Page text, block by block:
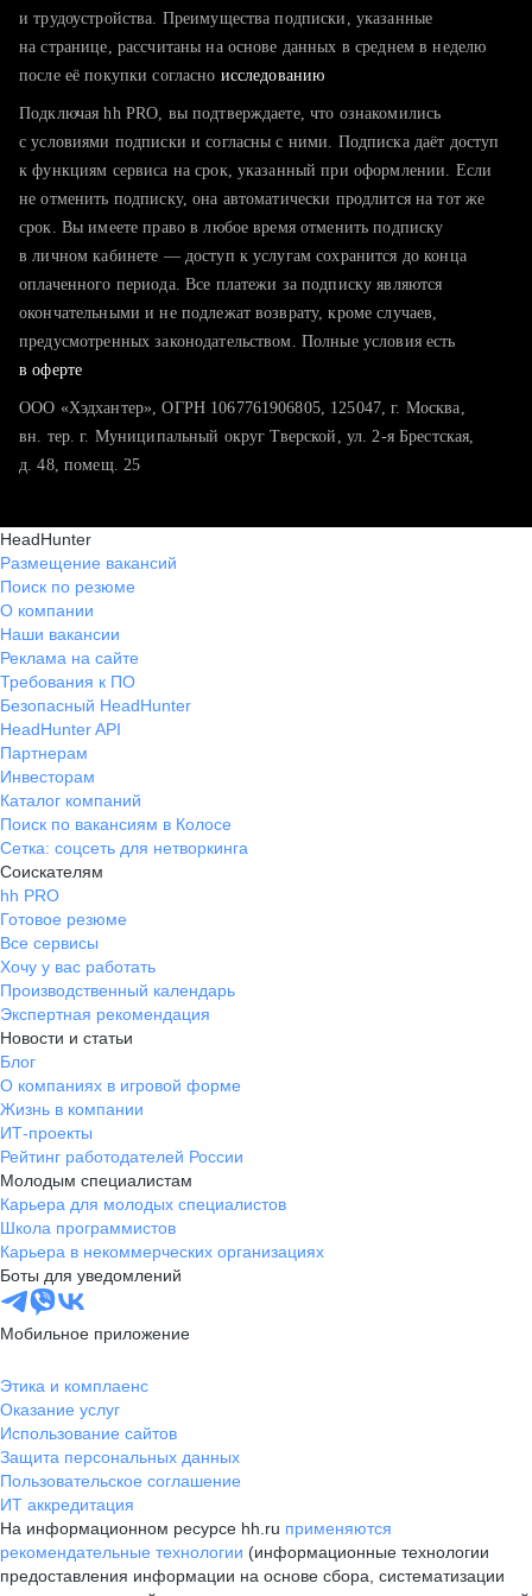
тратите много времени на поиск и вручную поднимаете
хотите сравнить себя с конкурентами и оценить шансы
и трудоустройства. Преимущества подписки, указанные
на странице, рассчитаны на основе данных в среднем в неделю
после её покупки согласно исследованию
Подключая hh PRO, вы подтверждаете, что ознакомились
с условиями подписки и согласны с ними. Подписка даёт доступ
к функциям сервиса на срок, указанный при оформлении. Если
не отменить подписку, она автоматически продлится на тот же
срок. Вы имеете право в любое время отменить подписку
в личном кабинете — доступ к услугам сохранится до конца
оплаченного периода. Все платежи за подписку являются
окончательными и не подлежат возврату, кроме случаев,
предусмотренных законодательством. Полные условия есть
в оферте
ООО «Хэдхантер», ОГРН 1067761906805, 125047, г. Москва,
вн. тер. г. Муниципальный округ Тверской, ул. 2-я Брестская,
д. 48, помещ. 25
HeadHunter
Размещение вакансий
Поиск по резюме
О компании
Наши вакансии
Реклама на сайте
Требования к ПО
Безопасный HeadHunter
HeadHunter API
Партнерам
Инвесторам
Каталог компаний
Поиск по вакансиям в Колосе
Сетка: соцсеть для нетворкинга
Соискателям
hh PRO
Готовое резюме
Все сервисы
Хочу у вас работать
Производственный календарь
Экспертная рекомендация
Новости и статьи
Блог
О компаниях в игровой форме
Жизнь в компании
ИТ-проекты
Рейтинг работодателей России
Молодым специалистам
Карьера для молодых специалистов
Школа программистов
Карьера в некоммерческих организациях
Боты для уведомлений
Мобильное приложение
Этика и комплаенс
Оказание услуг
Использование сайтов
Защита персональных данных
Пользовательское соглашение
ИТ аккредитация
На информационном ресурсе hh.ru применяются
рекомендательные технологии (информационные технологии
предоставления информации на основе сбора, систематизации